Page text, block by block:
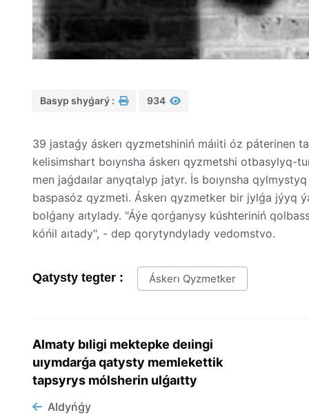
Basyp shyǵarý : 934
39 jastaǵy áskerı qyzmetshiniń máıiti óz páterinen
kelisimshart boıynsha áskerı qyzmetshi
men jaǵdaılar anyqtalyp jatyr. İs boıynsha
baspasóz qyzmeti. Áskerı qyzmetker bir jylǵa jýyq
bolǵany aıtylady. "Áýe qorǵanysy kúshteriniń
kóńil aıtady", - dep qorytyndylady vedomstvo.
Qatysty tegter : Áskerı Qyzmetker
Almaty bıligi mektepke deıingi
uıymdarǵa qatysty memlekettik
tapsyrys mólsherin ulǵaıtty
Aldyńǵy